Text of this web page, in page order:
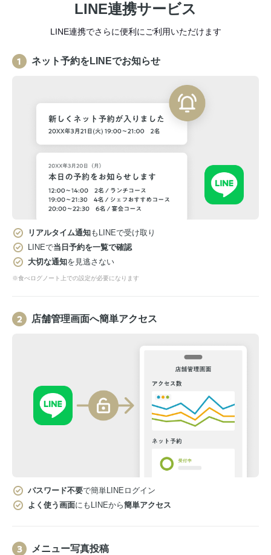
LINE連携サービス
LINE連携でさらに便利にご利用いただけます
ネット予約をLINEでお知らせ
リアルタイム通知もLINEで受け取り
LINEで当日予約を一覧で確認
大切な通知を見逃さない
※食べログノート上での設定が必要になります
店舗管理画面へ簡単アクセス
パスワード不要で簡単LINEログイン
よく使う画面にもLINEから簡単アクセス
メニュー写真投稿